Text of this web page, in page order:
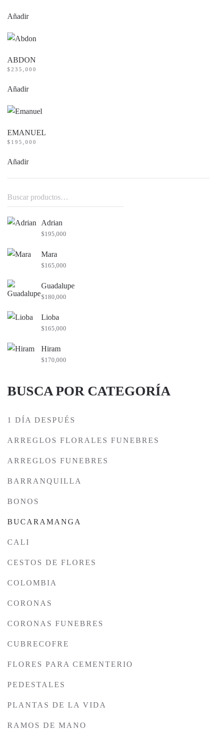
Añadir
ABDON
$ 235,000
Añadir
EMANUEL
$ 195,000
Añadir
Buscar
por:
Adrian
$195,000
Mara
$165,000
Guadalupe
$180,000
Lioba
$165,000
Hiram
$170,000
BUSCA POR CATEGORÍA
1 DÍA DESPUÉS
ARREGLOS FLORALES FUNEBRES
ARREGLOS FUNEBRES
BARRANQUILLA
BONOS
BUCARAMANGA
CALI
CESTOS DE FLORES
COLOMBIA
CORONAS
CORONAS FUNEBRES
CUBRECOFRE
FLORES PARA CEMENTERIO
PEDESTALES
PLANTAS DE LA VIDA
RAMOS DE MANO